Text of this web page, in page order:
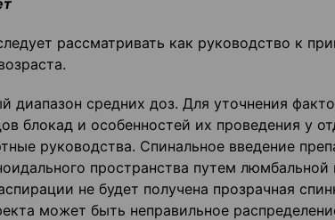
рассматривать как руководство к
средних доз. Для уточнения
блокад и особенностей их проведения у
руководства. Спинальное введение
пространства путем люмбальной
не будет получена прозрачная
может быть неправильное